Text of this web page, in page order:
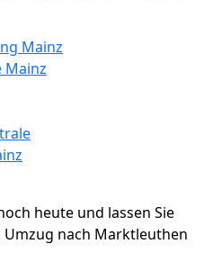
Mainz
Mainz
heute und lassen Sie
nach Marktleuthen